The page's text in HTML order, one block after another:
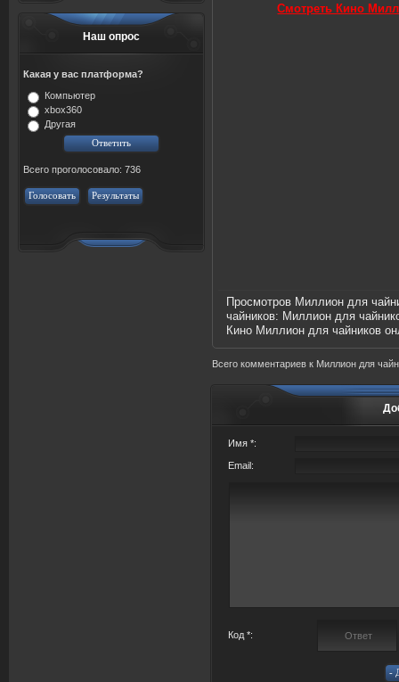
Наш опрос
Какая у вас платформа?
Компьютер
xbox360
Другая
Всего проголосовало: 736
Голосовать Результаты
Смотреть Кино
Просмотров Миллион для
чайников: Миллион для
Кино Миллион для чайников
Всего комментариев к Миллион для
Имя *:
Email:
Код *: